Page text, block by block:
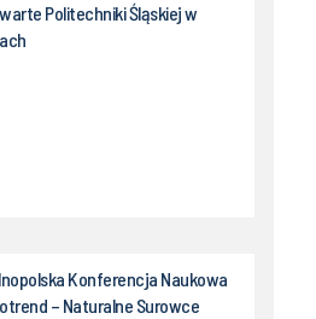
Politechniki Śląskiej w
Konferencja Naukowa
– Naturalne Surowce